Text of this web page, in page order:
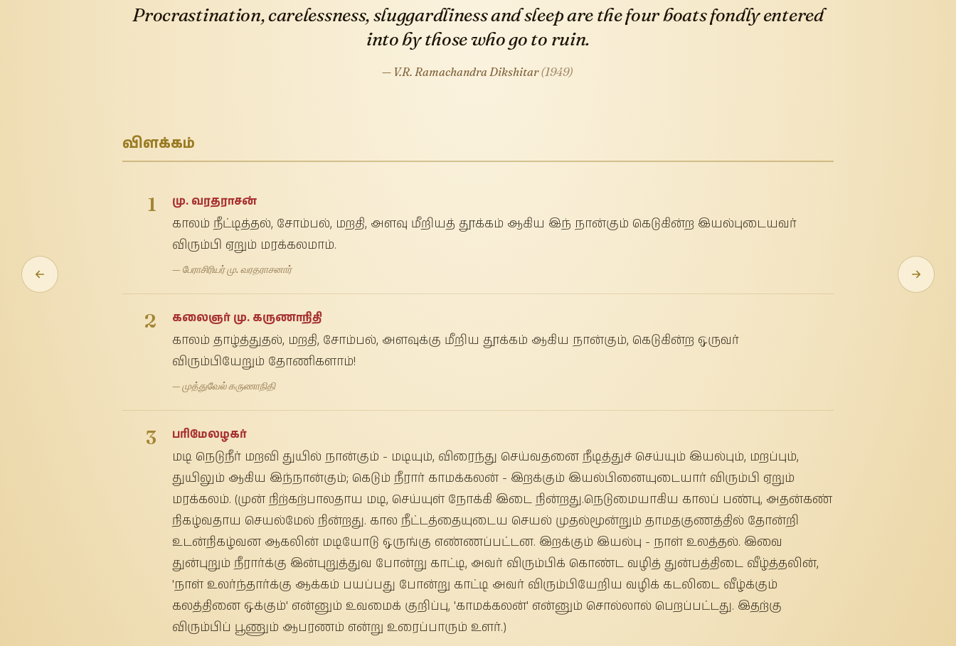
Procrastination, carelessness, sluggardliness and sleep are the four boats fondly entered
into by those who go to ruin.
— V.R. Ramachandra Dikshitar(1949)
விளக்கம்
1 மு. வரதராசன்
காலம் நீட்டித்தல், சோம்பல், மறதி, அளவு மீறியத் தூக்கம் ஆகிய இந் நான்கும் கெடுகின்ற இயல்புடையவர்
விரும்பி ஏறும் மரக்கலமாம்.
— பேராசிரியர் மு. வரதராசனார்
2 கலைஞர் மு. கருணாநிதி
காலம் தாழ்த்துதல், மறதி, சோம்பல், அளவுக்கு மீறிய தூக்கம் ஆகிய நான்கும், கெடுகின்ற ஒருவர்
விரும்பியேறும் தோணிகளாம்!
— முத்துவேல் கருணாநிதி
3 பரிமேலழகர்
மடி நெடுநீர் மறவி துயில் நான்கும் - மடியும், விரைந்து செய்வதனை நீடித்துச் செய்யும் இயல்பும், மறப்பும்,
துயிலும் ஆகிய இந்நான்கும்; கெடும் நீரார் காமக்கலன் - இறக்கும் இயல்பினையுடையார் விரும்பி ஏறும்
மரக்கலம். (முன் நிற்கற்பாலதாய மடி, செய்யுள் நோக்கி இடை நின்றது.நெடுமையாகிய காலப் பண்பு, அதன்கண்
நிகழ்வதாய செயல்மேல் நின்றது. கால நீட்டத்தையுடைய செயல் முதல்மூன்றும் தாமதகுணத்தில் தோன்றி
உடன்நிகழ்வன ஆகலின் மடியோடு ஒருங்கு எண்ணப்பட்டன. இறக்கும் இயல்பு - நாள் உலத்தல். இவை
துன்புறும் நீரார்க்கு இன்புறுத்துவ போன்று காட்டி, அவர் விரும்பிக் கொண்ட வழித் துன்பத்திடை வீழ்த்தலின்,
'நாள் உலர்ந்தார்க்கு ஆக்கம் பயப்பது போன்று காட்டி அவர் விரும்பியேறிய வழிக் கடலிடை வீழ்க்கும்
கலத்தினை ஒக்கும்' என்னும் உவமைக் குறிப்பு, 'காமக்கலன்' என்னும் சொல்லால் பெறப்பட்டது. இதற்கு
விரும்பிப் பூணும் ஆபரணம் என்று உரைப்பாரும் உளர்.)